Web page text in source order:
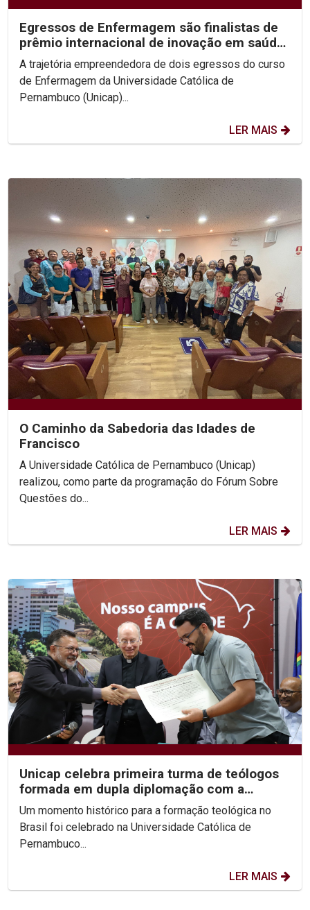
Egressos de Enfermagem são finalistas de
prêmio internacional de inovação em saúde
digital
A trajetória empreendedora de dois egressos do curso
de Enfermagem da Universidade Católica de
Pernambuco (Unicap)...
LER MAIS
O Caminho da Sabedoria das Idades de
Francisco
A Universidade Católica de Pernambuco (Unicap)
realizou, como parte da programação do Fórum Sobre
Questões do...
LER MAIS
Unicap celebra primeira turma de teólogos
formada em dupla diplomação com a
Pontifícia...
Um momento histórico para a formação teológica no
Brasil foi celebrado na Universidade Católica de
Pernambuco...
LER MAIS